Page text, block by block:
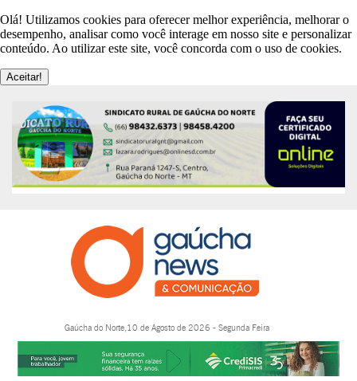
Olá! Utilizamos cookies para oferecer melhor experiência, melhorar o
desempenho, analisar como você interage em nosso site e personalizar
conteúdo. Ao utilizar este site, você concorda com o uso de cookies.
Aceitar!
Gaúcha do Norte,10 de Agosto de 2026 - Segunda Feira